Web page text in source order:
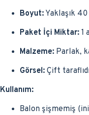
Boyut: Yaklaşık
Paket İçi Miktar: 1
Malzeme: Parlak,
Görsel: Çift
Kullanım:
Balon şişmemiş